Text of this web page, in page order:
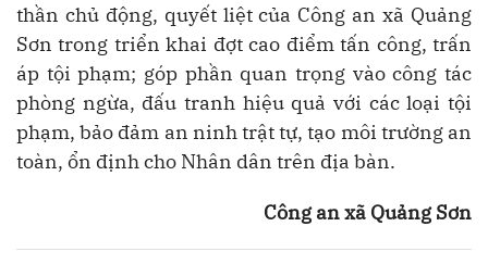
thần chủ động, quyết liệt của Công an xã Quảng
Sơn trong triển khai đợt cao điểm tấn công, trấn
áp tội phạm; góp phần quan trọng vào công tác
phòng ngừa, đấu tranh hiệu quả với các loại tội
phạm, bảo đảm an ninh trật tự, tạo môi trường an
toàn, ổn định cho Nhân dân trên địa bàn.
Công an xã Quảng Sơn